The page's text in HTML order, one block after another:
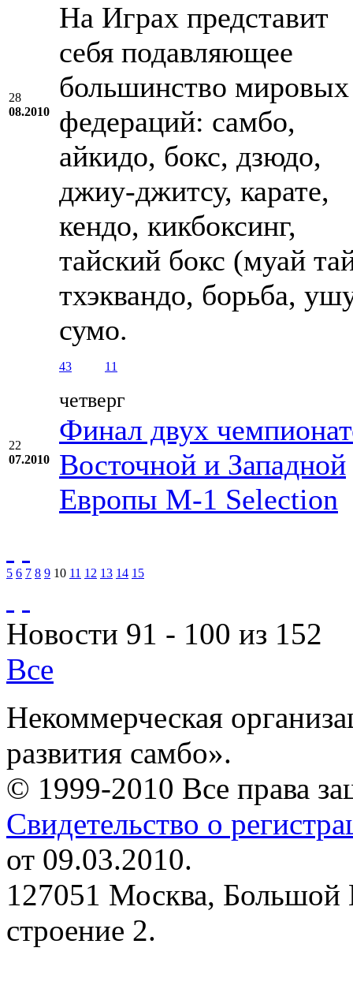
28
08.2010
На Играх представит
себя подавляющее
большинство мировых
федераций: самбо,
айкидо, бокс, дзюдо,
джиу-джитсу, карате,
кендо, кикбоксинг,
тайский бокс (муай
тхэквандо, борьба,
сумо.
43 11
22
07.2010
четверг
Финал двух
Восточной и Западной
Европы М-1 Selection
5 6 7 8 9 10 11 12 13 14 15
Новости 91 - 100 из 152
Все
Некоммерческая
развития самбо».
© 1999-2010 Все права
Свидетельство о
от 09.03.2010.
127051 Москва, Большой
строение 2.